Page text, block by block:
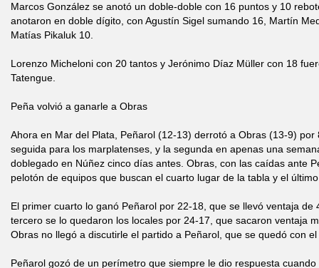
Marcos González se anotó un doble-doble con 16 puntos y 10
anotaron en doble dígito, con Agustín Sigel sumando 16, Martín
Matías Pikaluk 10.
Lorenzo Micheloni con 20 tantos y Jerónimo Díaz Müller con 18
Tatengue.
Peña volvió a ganarle a Obras
Ahora en Mar del Plata, Peñarol (12-13) derrotó a Obras (13-9)
seguida para los marplatenses, y la segunda en apenas una
doblegado en Núñez cinco días antes. Obras, con las caídas ante
pelotón de equipos que buscan el cuarto lugar de la tabla y el
El primer cuarto lo ganó Peñarol por 22-18, que se llevó ventaja de
tercero se lo quedaron los locales por 24-17, que sacaron ventaja
Obras no llegó a discutirle el partido a Peñarol, que se quedó con
Peñarol gozó de un perímetro que siempre le dio respuesta